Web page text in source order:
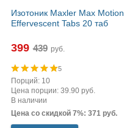
Изотоник Maxler Max Motion
Effervescent Tabs 20 таб
399 руб.
5
Порций: 10
Цена порции: 39.90 руб.
В наличии
Цена со скидкой 7%: 371 руб.